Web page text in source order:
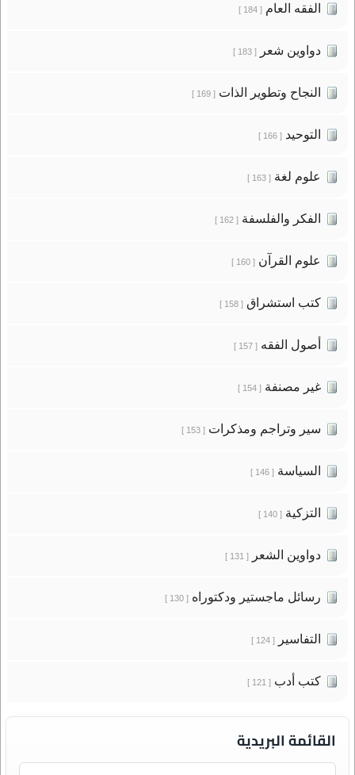
الفقه العام[ 184 ]
دواوين شعر[ 183 ]
النجاح وتطوير الذات[ 169 ]
التوحيد[ 166 ]
علوم لغة[ 163 ]
الفكر والفلسفة[ 162 ]
علوم القرآن[ 160 ]
كتب استشراق[ 158 ]
أصول الفقه[ 157 ]
غير مصنفة[ 154 ]
سير وتراجم ومذكرات[ 153 ]
السياسة[ 146 ]
التزكية[ 140 ]
دواوين الشعر[ 131 ]
رسائل ماجستير ودكتوراه[ 130 ]
التفاسير[ 124 ]
كتب أدب[ 121 ]
القائمة البريدية